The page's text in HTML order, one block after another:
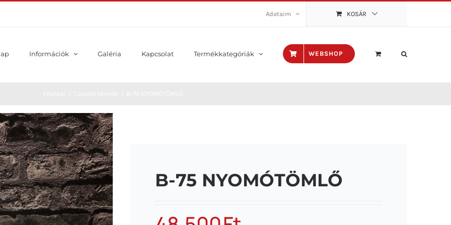
Adataim KOSÁR
Információk Galéria Kapcsolat Termékkategóriák WEBSHOP
B-75 NYOMÓTÖMLŐ